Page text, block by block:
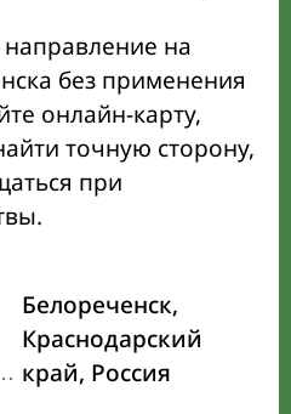
на
без применения
онлайн-карту,
точную сторону,
при
Белореченск,
Краснодарский
край, Россия